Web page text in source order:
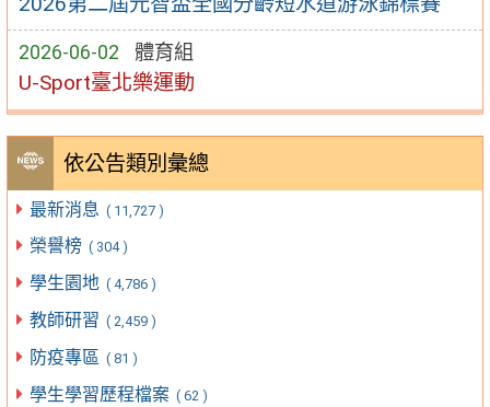
2026-06-02 體育組
U-Sport臺北樂運動
依公告類別彙總
最新消息 ( 11,727 )
榮譽榜 ( 304 )
學生園地 ( 4,786 )
教師研習 ( 2,459 )
防疫專區 ( 81 )
學生學習歷程檔案 ( 62 )